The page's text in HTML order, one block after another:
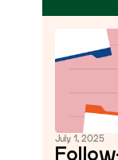
July 1, 2025